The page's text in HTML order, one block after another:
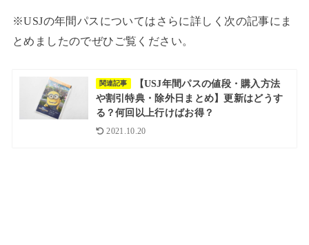
※USJの年間パスについてはさらに詳しく次の記事にま
とめましたのでぜひご覧ください。
関連記事
【USJ年間パスの値段・購入方法
や割引特典・除外日まとめ】更新はどうす
る？何回以上行けばお得？
2021.10.20